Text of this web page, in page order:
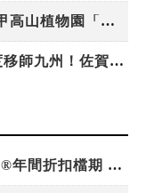
稀有「飛天白鷺」綻放！神戶六甲高山植物園「鷺草」珍貴現身
220萬人次朝聖「吉卜力展」首度移師九州！佐賀站早鳥平日套票8/10搶先開賣
把握日本PREMIUM OUTLETS®年間折扣檔期 越買越划算